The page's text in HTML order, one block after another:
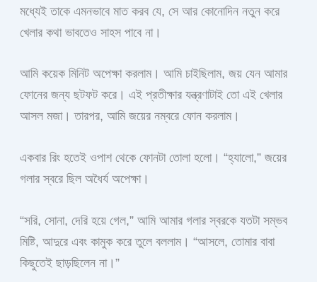
মধ্যেই তাকে এমনভাবে মাত করব যে, সে আর কোনোদিন নতুন করে
খেলার কথা ভাবতেও সাহস পাবে না।
আমি কয়েক মিনিট অপেক্ষা করলাম। আমি চাইছিলাম, জয় যেন আমার
ফোনের জন্য ছটফট করে। এই প্রতীক্ষার যন্ত্রণাটাই তো এই খেলার
আসল মজা। তারপর, আমি জয়ের নম্বরে ফোন করলাম।
একবার রিং হতেই ওপাশ থেকে ফোনটা তোলা হলো। “হ্যালো,” জয়ের
গলার স্বরে ছিল অধৈর্য অপেক্ষা।
“সরি, সোনা, দেরি হয়ে গেল,” আমি আমার গলার স্বরকে যতটা সম্ভব
মিষ্টি, আদুরে এবং কামুক করে তুলে বললাম। “আসলে, তোমার বাবা
কিছুতেই ছাড়ছিলেন না।”